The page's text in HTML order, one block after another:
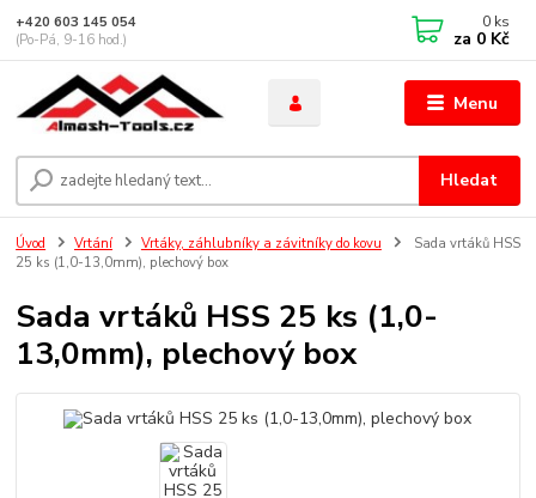
Menu
Hledat
+420 603 145 054
(Po-Pá, 9-16 hod.)
0 ks
za 0 Kč
Úvod Vrtání Vrtáky, záhlubníky a závitníky do kovu
Sada vrtáků HSS
25 ks (1,0-13,0mm), plechový box
Sada vrtáků HSS 25 ks (1,0-
13,0mm), plechový box